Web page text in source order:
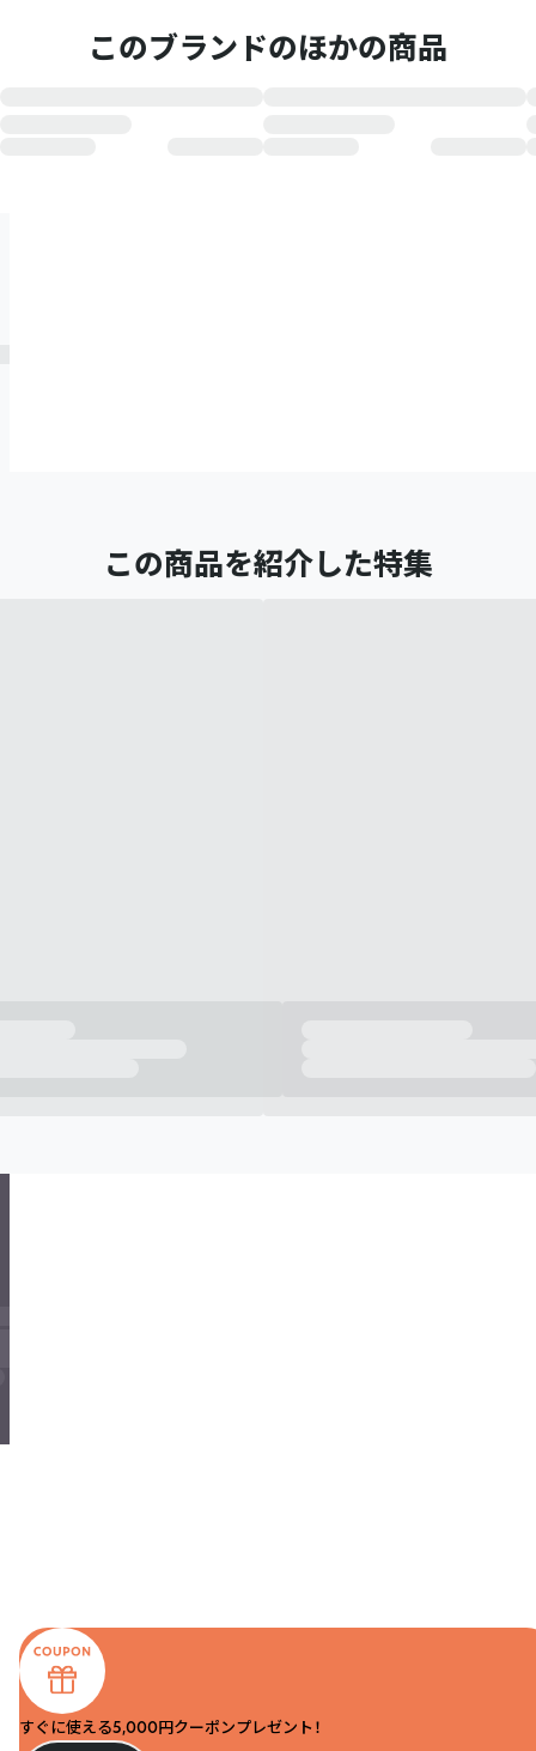
このブランドのほかの商品
この商品を紹介した特集
すぐに使える5,000円クーポンプレゼント！